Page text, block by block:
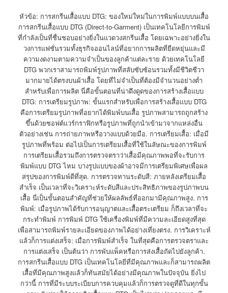
หัวข้อ: การสกรีนเสื้อแบบ DTG: ของใหม่ใหม่ในการพิมพ์แบบบนเสื้อ
การสกรีนเสื้อแบบ DTG (Direct-to-Garment) เป็นเทคโนโลยีการพิมพ์
ที่กำลังเป็นที่ชื่นชอบอย่างยิ่งในแวดวงสกรีนเสื้อ โดยเฉพาะอย่างยิ่งใน
วงการแฟชั่นรวมทั้งธุรกิจออนไลน์ที่อยากการผลิตที่ยืดหยุ่นและมี
ความงดงามตามความจำเป็นของลูกค้าแต่ละราย ด้วยเทคโนโลยี
DTG พวกเราสามารถพิมพ์รูปภาพที่สลับซับซ้อนรวมทั้งมีชีวิตชีวา
มากมายได้ตรงบนผ้าเสื้อ โดยที่ไม่จำเป็นที่ต้องมีจำนวนอย่างต่ำ
สำหรับเพื่อการผลิต นี่คือขั้นตอนที่น่าดึงดูดของการสร้างเสื้อแบบ
DTG: การเตรียมรูปภาพ: ขั้นแรกสำหรับเพื่อการสร้างเสื้อแบบ DTG
คือการเตรียมรูปภาพที่อยากได้พิมพ์บนเสื้อ รูปภาพสามารถถูกสร้าง
ขึ้นด้วยซอฟต์แวร์กราฟิกหรือรูปภาพที่ถูกนำเข้ามาจากแหล่งอื่น
ตัวอย่างเช่น การถ่ายภาพหรือวางแบบด้วยมือ. การเตรียมเสื้อ: เมื่อมี
รูปภาพที่พร้อม ต่อไปเป็นการเตรียมเสื้อที่ใช้ในลัษณะของการพิมพ์
การเตรียมเสื้อรวมถึงการตรวจตราว่าเสื้อมีคุณภาพพอที่จะรับการ
พิมพ์แบบ DTG ไหม บางรูปแบบของผ้าอาจมีการเตรียมพิเศษเพื่อผล
สรุปของการพิมพ์ดีที่สุด. การตรวจทานระดับสี: ภายหลังเตรียมเสื้อ
สำเร็จ เป็นเวลาที่จะวิเคราะห์ระดับสีและประสิทธิภาพของรูปภาพบน
เสื้อ นี่เป็นขั้นตอนสำคัญที่ช่วยให้ผลลัพธ์ที่ออกมามีคุณภาพสูง. การ
พิมพ์: เมื่อรูปภาพได้รับการอนุญาตและเสื้อตระเตรียม ก็ถึงเวลาที่จะ
กระทำพิมพ์ การพิมพ์ DTG ใช้เครื่องพิมพ์ที่มีความละเอียดสูงที่สุด
เพื่อสามารถพิมพ์รายละเอียดของภาพได้อย่างเที่ยงตรง. การวิเคราะห์
แล้วก็การแต่งเสร็จ: เมื่อการพิมพ์สำเร็จ ในที่สุดคือการตรวจตราและ
การแต่งเสร็จ เป็นต้นว่า การพับแพ็คหรือการส่งเสื้อถัดไปยังลูกค้า.
การสกรีนเสื้อแบบ DTG เป็นเทคโนโลยีที่มีคุณภาพและก็สามารถผลิต
เสื้อที่มีคุณภาพสูงแล้วก็ทันสมัยได้อย่างมีคุณภาพในปัจจุบัน ยิ่งไป
กว่านี้ การที่มีระบบระเบียบการควบคุมแล้วก็การตรวจดูที่ดีในทุกขั้น